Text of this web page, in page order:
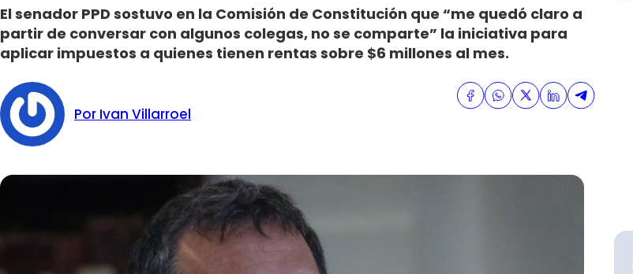
El senador PPD sostuvo en la Comisión de Constitución que “me quedó claro a
partir de conversar con algunos colegas, no se comparte” la iniciativa para
aplicar impuestos a quienes tienen rentas sobre $6 millones al mes.
Por Ivan Villarroel